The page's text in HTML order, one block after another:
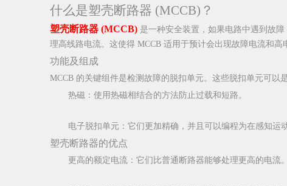
什么是塑壳断路器 (MCCB)？
塑壳断路器 (MCCB) 是一种安全装置，如果电路中遇到故
理高线路电流。这使得 MCCB 适用于预计会出现故障电流和高
功能及组成
MCCB 的关键组件是检测故障的脱扣单元。这些脱扣单元可以
热磁：使用热磁相结合的方法防止过载和短路。
电子脱扣单元：它们更加精确，并且可以编程为在感知运
塑壳断路器的优点
更高的额定电流：它们比普通断路器能够处理更高的电流。